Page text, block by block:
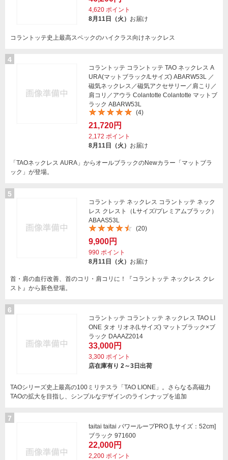
4,620 ポイント
8月11日（火） お届け
コラントッテ史上最高スペックのハイクラス向けネックレス
4
コラントッテ コラントッテ TAO ネックレス A
URA(マットブラック/Lサイズ) ABARW53L ／
磁気ネックレス／磁気アクセサリー／肩こり／
肩コリ／アウラ Colantotte Colantotte マットブ
ラック ABARW53L
(4)
21,720円
2,172 ポイント
8月11日（火） お届け
「TAOネックレス AURA」からオールブラックのNewカラー「マットブラ
ック」が登場。
5
コラントッテ ネックレス コラントッテ ネック
レス クレスト（Lサイズ/プレミアムブラック）
ABAAS53L
(20)
9,900円
990 ポイント
8月11日（火） お届け
首・肩の血行改善、首のコリ・肩コリに！『コラントッテ ネックレス クレ
スト』から新色登場。
6
コラントッテ コラントッテ ネックレス TAO LI
ONE タオ リオネ(Lサイズ) マットブラック×ブ
ラック DAAAZ2014
33,000円
3,300 ポイント
店在庫有り 2～3日出荷
TAOシリーズ史上最高の100ミリテスラ「TAO LIONE」。さらなる高磁力
TAOの拡大を目指し、シンプルなデザインのラインナップを追加
7
taitai taitai パワーループPRO [Lサイズ：52cm]
ブラック 971600
22,000円
2,200 ポイント